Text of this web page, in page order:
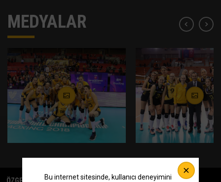
MEDYALAR
Bu internet sitesinde, kullanıcı deneyimini